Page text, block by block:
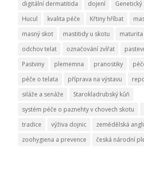
digitální dermatitida dojení
Hucul
kvalita péče Křtiny hříbat
masný skot
mastitidy u skotu
odchov telat
označování zvířat
Pastviny
plememna pranostiky
péče o telata
příprava na výstavu
siláže a senáže
Starokladrubský kůň
systém péče o paznehty v chovech skotu
tradice
výživa dojnic
zemědělská
zoohygiena a prevence
česká národní